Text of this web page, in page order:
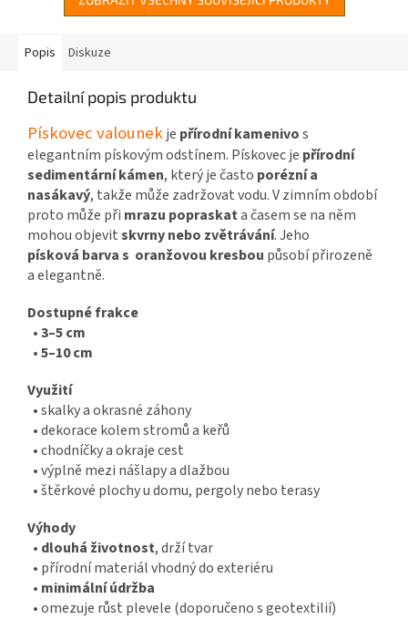
Popis Diskuze
Detailní popis produktu
Pískovec valounekje přírodní kamenivos
elegantním pískovým odstínem. Pískovec je přírodní
sedimentární kámen, který je často porézní a
nasákavý, takže může zadržovat vodu. V zimním období
proto může při mrazu popraskata časem se na něm
mohou objevitskvrny nebo zvětrávání. Jeho
písková barva s oranžovou kresbou působí přirozeně
a elegantně.
Dostupné frakce
•3–5 cm
• 5–10 cm
Využití
• skalky a okrasné záhony
• dekorace kolem stromů a keřů
• chodníčky a okraje cest
• výplně mezi nášlapy a dlažbou
• štěrkové plochy u domu, pergoly nebo terasy
Výhody
• dlouhá životnost, drží tvar
• přírodní materiál vhodný do exteriéru
• minimální údržba
• omezuje růst plevele (doporučeno s geotextilií)